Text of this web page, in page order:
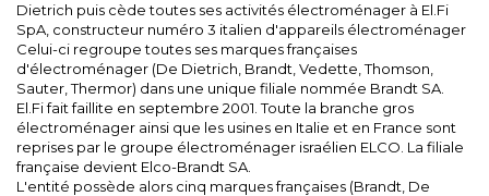
Dietrich puis cède toutes ses activités électroménager à El.Fi
SpA, constructeur numéro 3 italien d'appareils électroménager
Celui-ci regroupe toutes ses marques françaises
d'électroménager (De Dietrich, Brandt, Vedette, Thomson,
Sauter, Thermor) dans une unique filiale nommée Brandt SA.
El.Fi fait faillite en septembre 2001. Toute la branche gros
électroménager ainsi que les usines en Italie et en France sont
reprises par le groupe électroménager israélien ELCO. La filiale
française devient Elco-Brandt SA.
L'entité possède alors cinq marques françaises (Brandt, De